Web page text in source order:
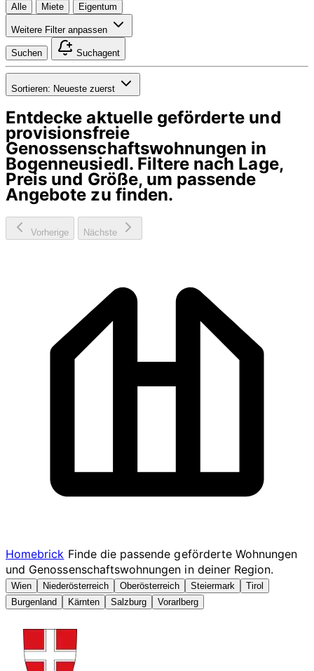
Alle Miete Eigentum
Weitere Filter anpassen
Suchen Suchagent
Sortieren: Neueste zuerst
Entdecke aktuelle geförderte und
provisionsfreie
Genossenschaftswohnungen in
Bogenneusiedl. Filtere nach Lage,
Preis und Größe, um passende
Angebote zu finden.
Vorherige Nächste
Homebrick Finde die passende geförderte Wohnungen
und Genossenschaftswohnungen in deiner Region.
Wien Niederösterreich Oberösterreich Steiermark
Tirol
Burgenland
Kärnten Salzburg Vorarlberg